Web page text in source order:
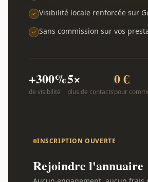
Visibilité locale renforcée sur
Sans commission sur vos
+300%
de visibilité
5×
plus de contacts
0 €
pour
INSCRIPTION OUVERTE
Rejoindre l'annuaire